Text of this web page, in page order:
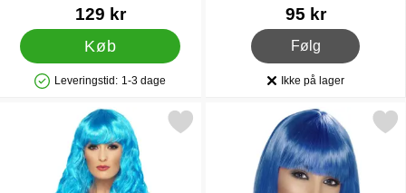
Varenr 22952129 kr
Køb
Produkttilgængelighed: På lager
Leveringstid: 1-3 dage
95 kr
Følg
, Kort Page Blå Paryk
Produkttilgængelighed:
Ikke på lager
Markér blå Krøllet Paryk Siren som favorit
Markér blå Paryk med